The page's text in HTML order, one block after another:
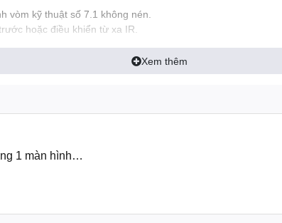
vòm kỹ thuật số 7.1 không nén.
hoặc điều khiển từ xa IR.
Xem thêm
1 màn hình